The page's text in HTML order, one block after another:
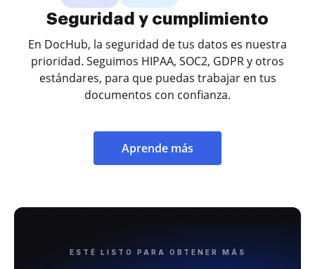
Seguridad y cumplimiento
En DocHub, la seguridad de tus datos es nuestra
prioridad. Seguimos HIPAA, SOC2, GDPR y otros
estándares, para que puedas trabajar en tus
documentos con confianza.
Aprende más
ESTÉ LISTO PARA OBTENER MÁS